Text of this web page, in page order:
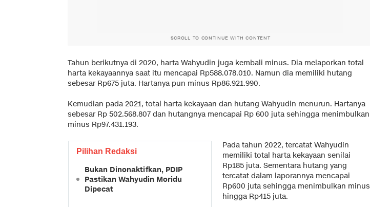
SCROLL TO CONTINUE WITH CONTENT
Tahun berikutnya di 2020, harta Wahyudin juga kembali minus. Dia melaporkan total
harta kekayaannya saat itu mencapai Rp588.078.010. Namun dia memiliki hutang
sebesar Rp675 juta. Hartanya pun minus Rp86.921.990.
Kemudian pada 2021, total harta kekayaan dan hutang Wahyudin menurun. Hartanya
sebesar Rp 502.568.807 dan hutangnya mencapai Rp 600 juta sehingga menimbulkan
minus Rp97.431.193.
Pilihan Redaksi
Bukan Dinonaktifkan, PDIP
Pastikan Wahyudin Moridu
Dipecat
Pada tahun 2022, tercatat Wahyudin
memiliki total harta kekayaan senilai
Rp185 juta. Sementara hutang yang
tercatat dalam laporannya mencapai
Rp600 juta sehingga menimbulkan minus
hingga Rp415 juta.